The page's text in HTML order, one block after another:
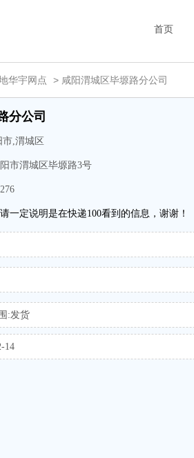
首页
华宇网点 > 咸阳渭城区毕塬路分公司
分公司
市,渭城区
市渭城区毕塬路3号
一定说明是在快递100看到的信息，谢谢！
:发货
14